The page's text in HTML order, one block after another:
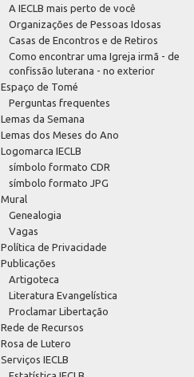
A IECLB mais perto de você
Organizações de Pessoas Idosas
Casas de Encontros e de Retiros
Como encontrar uma Igreja irmã - de
confissão luterana - no exterior
Espaço de Tomé
Perguntas frequentes
Lemas da Semana
Lemas dos Meses do Ano
Logomarca IECLB
símbolo formato CDR
símbolo formato JPG
Mural
Genealogia
Vagas
Política de Privacidade
Publicações
Artigoteca
Literatura Evangelística
Proclamar Libertação
Rede de Recursos
Rosa de Lutero
Serviços IECLB